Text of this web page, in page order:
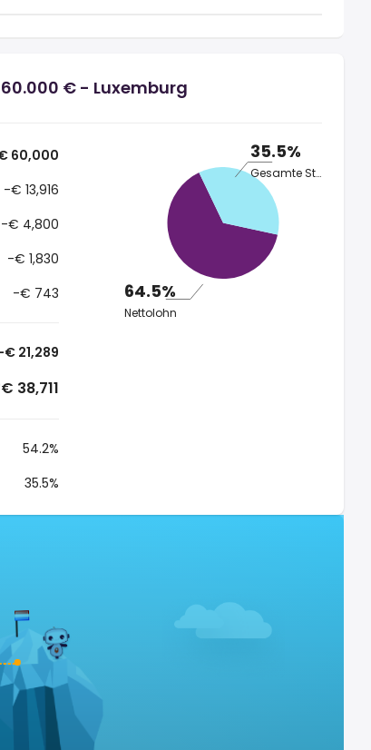
€ - Luxemburg
60,000
-€ 13,916
-€ 4,800
-€ 1,830
-€ 743
€ 21,289
38,711
54.2%
35.5%
35.5%
Gesamte Steuer
64.5%
Nettolohn